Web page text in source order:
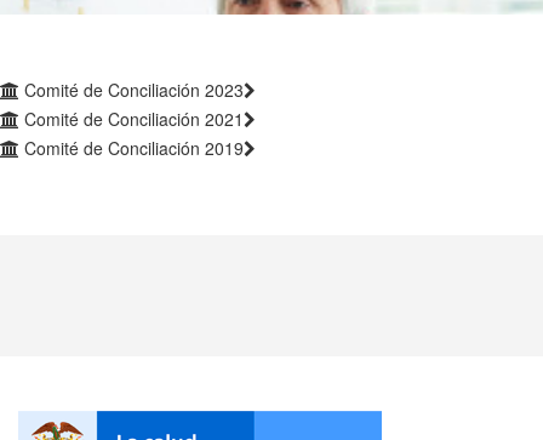
Comité de Conciliación 2023
Comité de Conciliación 2021
Comité de Conciliación 2019